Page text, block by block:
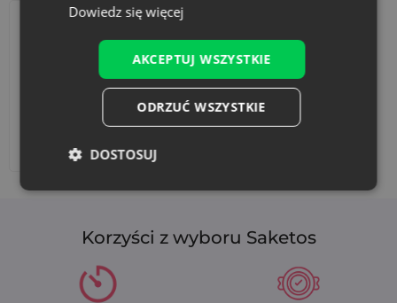
Dodaj nadruk
Korzyści z wyboru Saketos
Dowiedz się więcej
AKCEPTUJ WSZYSTKIE
ODRZUĆ WSZYSTKIE
DOSTOSUJ